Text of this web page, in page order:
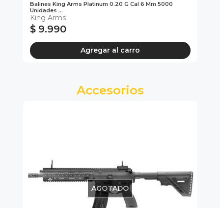
Balines King Arms Platinum 0.20 G Cal 6 Mm 5000
Unidades ...
King Arms
$ 9.990
Agregar al carro
Accesorios
AGOTADO